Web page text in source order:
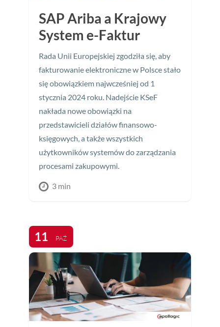
SAP Ariba a Krajowy
System e-Faktur
Rada Unii Europejskiej zgodziła się, aby
fakturowanie elektroniczne w Polsce stało
się obowiązkiem najwcześniej od 1
stycznia 2024 roku. Nadejście KSeF
nakłada nowe obowiązki na
przedstawicieli działów finansowo-
księgowych, a także wszystkich
użytkowników systemów do zarządzania
procesami zakupowymi.
3 min
11 PAŹ